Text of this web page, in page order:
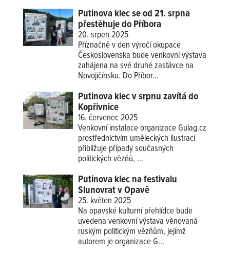
Putinova klec se od 21. srpna
přestěhuje do Příbora
20. srpen 2025
Příznačně v den výročí okupace
Československa bude venkovní výstava
zahájena na své druhé zastávce na
Novojičínsku. Do Příbor...
Putinova klec v srpnu zavítá do
Kopřivnice
16. červenec 2025
Venkovní instalace organizace Gulag.cz
prostřednictvím uměleckých ilustrací
přibližuje případy současných
politických vězňů, ...
Putinova klec na festivalu
Slunovrat v Opavě
25. květen 2025
Na opavské kulturní přehlídce bude
uvedena venkovní výstava věnovaná
ruským politickým vězňům, jejímž
autorem je organizace G...